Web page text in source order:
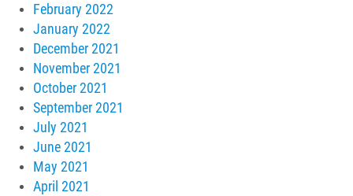
February 2022
January 2022
December 2021
November 2021
October 2021
September 2021
July 2021
June 2021
May 2021
April 2021